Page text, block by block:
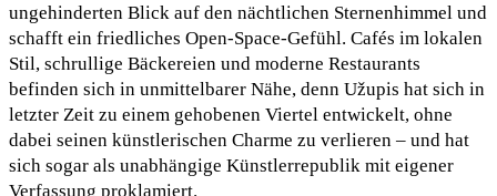
ungehinderten Blick auf den nächtlichen Sternenhimmel und
schafft ein friedliches Open-Space-Gefühl. Cafés im lokalen
Stil, schrullige Bäckereien und moderne Restaurants
befinden sich in unmittelbarer Nähe, denn Užupis hat sich in
letzter Zeit zu einem gehobenen Viertel entwickelt, ohne
dabei seinen künstlerischen Charme zu verlieren – und hat
sich sogar als unabhängige Künstlerrepublik mit eigener
Verfassung proklamiert.